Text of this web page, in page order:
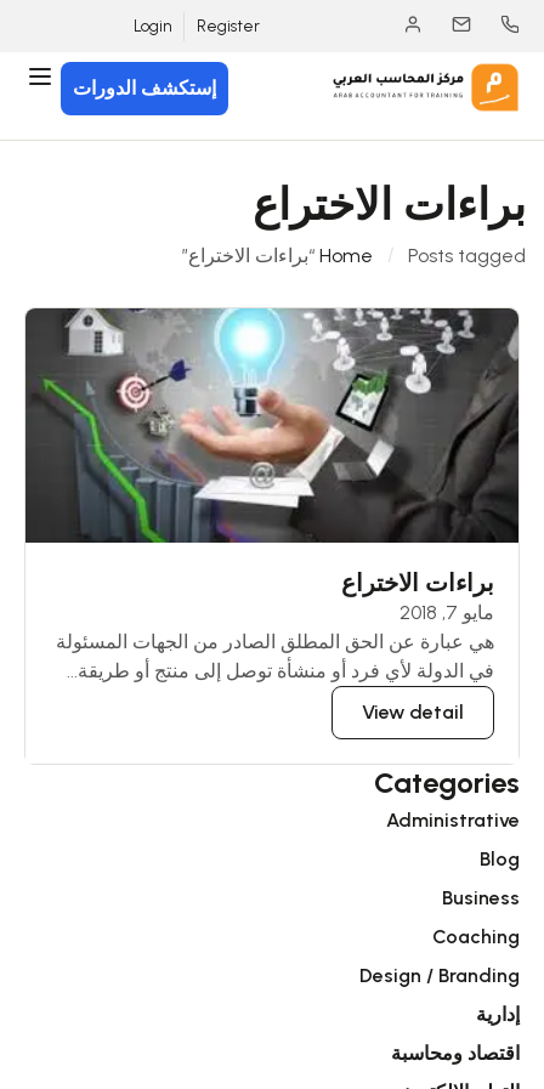
Register
Login
إستكشف الدورات
براءات الاختراع
Home Posts tagged “براءات الاختراع”
براءات الاختراع
مايو 7, 2018
هي عبارة عن الحق المطلق الصادر من الجهات المسئولة
في الدولة لأي فرد أو منشأة توصل إلى منتج أو طريقة...
View detail
Categories
Administrative
Blog
Business
Coaching
Design / Branding
إدارية
اقتصاد ومحاسبة